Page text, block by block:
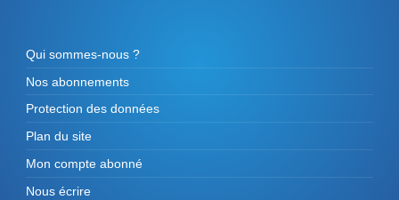
Qui sommes-nous ?
Nos abonnements
Protection des données
Plan du site
Mon compte abonné
Nous écrire